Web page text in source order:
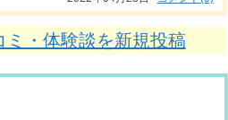
ミ・体験談を新規投稿